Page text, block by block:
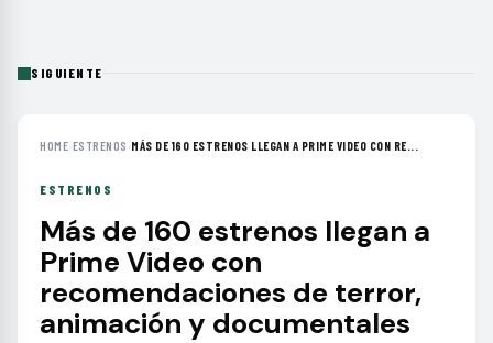
SIGUIENTE
HOME›ESTRENOS ›MÁS DE 160 ESTRENOS LLEGAN A PRIME VIDEO CON RE...
ESTRENOS
Más de 160 estrenos llegan a
Prime Video con
recomendaciones de terror,
animación y documentales